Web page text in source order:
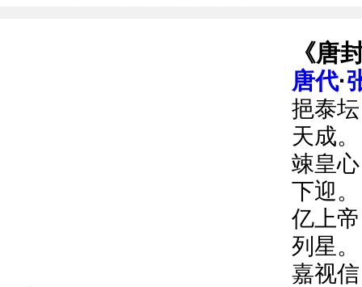
《唐
唐代·
挹泰
天成。
竦皇
下迎。
亿上
列星。
嘉视